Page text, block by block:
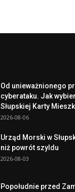
Od unieważnionego
cyberataku. Jak
Słupskiej Karty
2026-08-06
Urząd Morski w
niż powrót szyldu
2026-08-03
Popołudnie przed